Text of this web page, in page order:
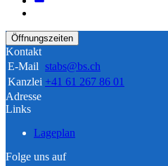
Öffnungszeiten
Kontakt
E-Mail stabs@bs.ch
Kanzlei +41 61 267 86 01
Adresse
Links
Lageplan
Folge uns auf